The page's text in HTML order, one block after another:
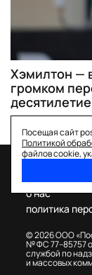
Хэмилтон —
громком
десятилетие
Посещая сайт
Политикой
файлов cookie,
© 2026 ООО
№ ФС 77–85757
службой по
и массовых
о нас
политика